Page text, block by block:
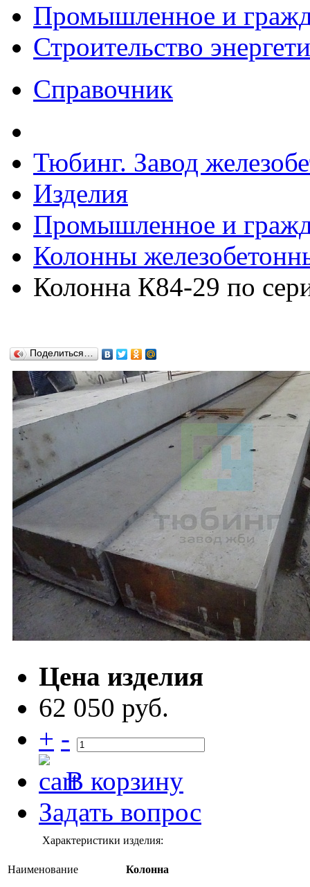
Промышленное и
Строительство
Справочник
Тюбинг. Завод
Изделия
Промышленное и
Колонны
Колонна К84-29 по
Поделиться…
Цена изделия
62 050 руб.
+ -
В корзину
Задать вопрос
Характеристики изделия:
Наименование Колонна